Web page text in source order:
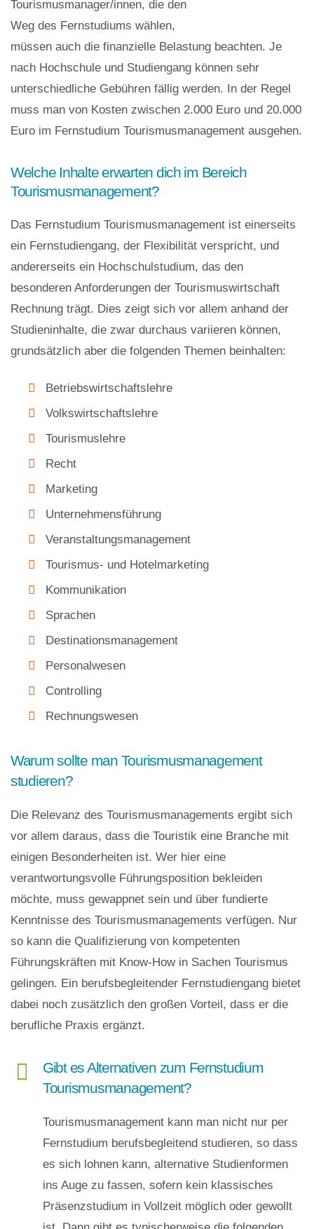
Tourismusmanager/innen, die den
Weg des Fernstudiums wählen,
müssen auch die finanzielle Belastung beachten. Je
nach Hochschule und Studiengang können sehr
unterschiedliche Gebühren fällig werden. In der Regel
muss man von Kosten zwischen 2.000 Euro und 20.000
Euro im Fernstudium Tourismusmanagement ausgehen.
Welche Inhalte erwarten dich im Bereich
Tourismusmanagement?
Das Fernstudium Tourismusmanagement ist einerseits
ein Fernstudiengang, der Flexibilität verspricht, und
andererseits ein Hochschulstudium, das den
besonderen Anforderungen der Tourismuswirtschaft
Rechnung trägt. Dies zeigt sich vor allem anhand der
Studieninhalte, die zwar durchaus variieren können,
grundsätzlich aber die folgenden Themen beinhalten:
Betriebswirtschaftslehre
Volkswirtschaftslehre
Tourismuslehre
Recht
Marketing
Unternehmensführung
Veranstaltungsmanagement
Tourismus- und Hotelmarketing
Kommunikation
Sprachen
Destinationsmanagement
Personalwesen
Controlling
Rechnungswesen
Warum sollte man Tourismusmanagement
studieren?
Die Relevanz des Tourismusmanagements ergibt sich
vor allem daraus, dass die Touristik eine Branche mit
einigen Besonderheiten ist. Wer hier eine
verantwortungsvolle Führungsposition bekleiden
möchte, muss gewappnet sein und über fundierte
Kenntnisse des Tourismusmanagements verfügen. Nur
so kann die Qualifizierung von kompetenten
Führungskräften mit Know-How in Sachen Tourismus
gelingen. Ein berufsbegleitender Fernstudiengang bietet
dabei noch zusätzlich den großen Vorteil, dass er die
berufliche Praxis ergänzt.
Gibt es Alternativen zum Fernstudium
Tourismusmanagement?
Tourismusmanagement kann man nicht nur per
Fernstudium berufsbegleitend studieren, so dass
es sich lohnen kann, alternative Studienformen
ins Auge zu fassen, sofern kein klassisches
Präsenzstudium in Vollzeit möglich oder gewollt